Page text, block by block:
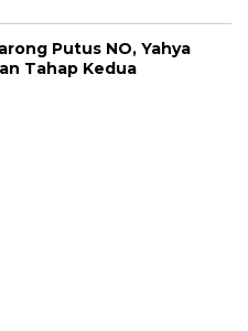
Putus NO, Yahya
Tahap Kedua